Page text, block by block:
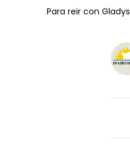
Para reir con Gladys